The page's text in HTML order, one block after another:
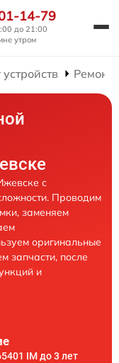
14-79
до 21:00
утром
Ремонт
с
Проводим
заменяем
оригинальные
запчасти, после
и
IM до 3 лет